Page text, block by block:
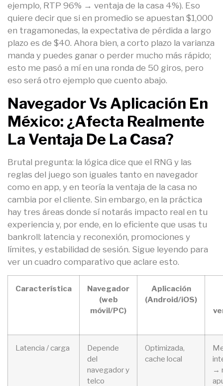
ejemplo, RTP 96% → ventaja de la casa 4%). Eso
quiere decir que si en promedio se apuestan $1,000
en tragamonedas, la expectativa de pérdida a largo
plazo es de $40. Ahora bien, a corto plazo la varianza
manda y puedes ganar o perder mucho más rápido;
esto me pasó a mí en una ronda de 50 giros, pero
eso será otro ejemplo que cuento abajo.
Navegador Vs Aplicación En
México: ¿afecta Realmente
La Ventaja De La Casa?
Brutal pregunta: la lógica dice que el RNG y las
reglas del juego son iguales tanto en navegador
como en app, y en teoría la ventaja de la casa no
cambia por el cliente. Sin embargo, en la práctica
hay tres áreas donde sí notarás impacto real en tu
experiencia y, por ende, en lo eficiente que usas tu
bankroll: latencia y reconexión, promociones y
límites, y estabilidad de sesión. Sigue leyendo para
ver un cuadro comparativo que aclare esto.
Característica
Navegador
(web
móvil/PC)
Aplicación
(Android/iOS)
Latencia / carga
Depende
del
navegador y
telco
Optimizada,
cache local
→